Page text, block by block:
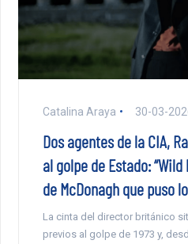
Catalina Araya 30-03-
Dos agentes de la CIA,
al golpe de Estado:
de McDonagh que puso
La cinta del director británico
previos al golpe de 1973 y,